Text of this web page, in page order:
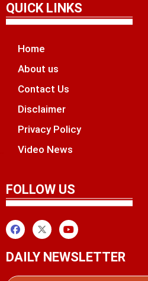
QUICK LINKS
Home
About us
Contact Us
Disclaimer
Privacy Policy
Video News
FOLLOW US
DAILY NEWSLETTER